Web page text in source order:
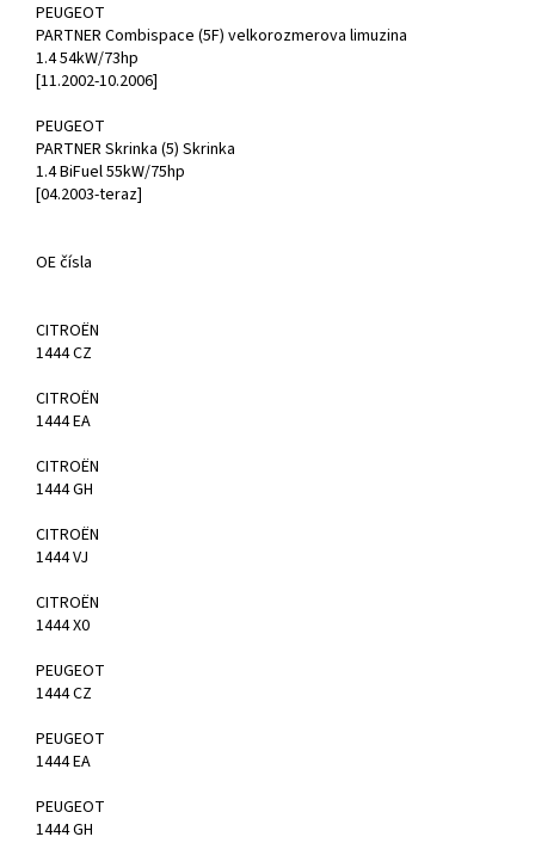
PEUGEOT
PARTNER Combispace (5F) velkorozmerova limuzina
1.4 54kW/73hp
[11.2002-10.2006]
PEUGEOT
PARTNER Skrinka (5) Skrinka
1.4 BiFuel 55kW/75hp
[04.2003-teraz]
OE čísla
CITROËN
1444 CZ
CITROËN
1444 EA
CITROËN
1444 GH
CITROËN
1444 VJ
CITROËN
1444 X0
PEUGEOT
1444 CZ
PEUGEOT
1444 EA
PEUGEOT
1444 GH